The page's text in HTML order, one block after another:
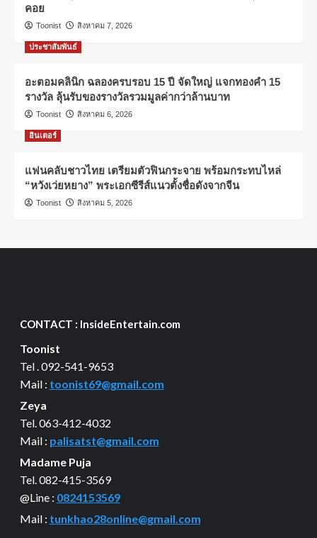
คอย
Toonist สิงหาคม 7, 2026
ประชาสัมพันธ์
อะตอมคลินิก ฉลองครบรอบ 15 ปี จัดใหญ่ แจกทองคำ 15
รางวัล ลุ้นรับของรางวัลรวมมูลค่ากว่าล้านบาท
Toonist สิงหาคม 6, 2026
อินเตอร์
แฟนคลับชาวไทย เตรียมตัวฟินกระจาย พร้อมกระทบไหล่
“หวังเว่ยหยาง” พระเอกซีรีส์แนวตั้งชื่อดังจากจีน
Toonist สิงหาคม 5, 2026
CONTACT : InsideEntertain.com
Toonist
Tel . 092-541-9653
Mail : toonist69@gmail.com
Zeya
Tel. 063-412-4032
Mail : palisatst@gmail.com
Madame Puja
Tel. 082-415-3569
@Line : 0824153569
Mail : tunkhao28online@gmail.com